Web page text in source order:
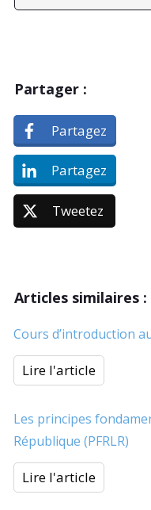
Partager :
Partagez
Partagez
Tweetez
Articles similaires :
Cours d’introduction
Lire l'article
Les principes
République (PFRLR)
Lire l'article